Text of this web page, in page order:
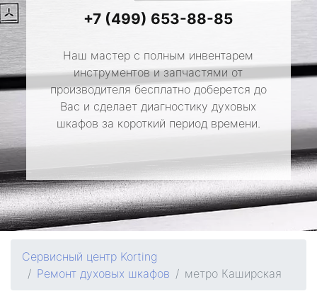
+7 (499) 653-88-85
Наш мастер с полным инвентарем
инструментов и запчастями от
производителя бесплатно доберется до
Вас и сделает диагностику духовых
шкафов за короткий период времени.
Сервисный центр Korting
Ремонт духовых шкафов
метро Каширская